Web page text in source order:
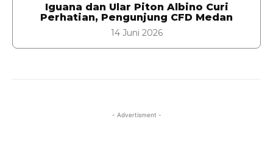
Iguana dan Ular Piton Albino Curi
Perhatian, Pengunjung CFD Medan
14 Juni 2026
- Advertisment -